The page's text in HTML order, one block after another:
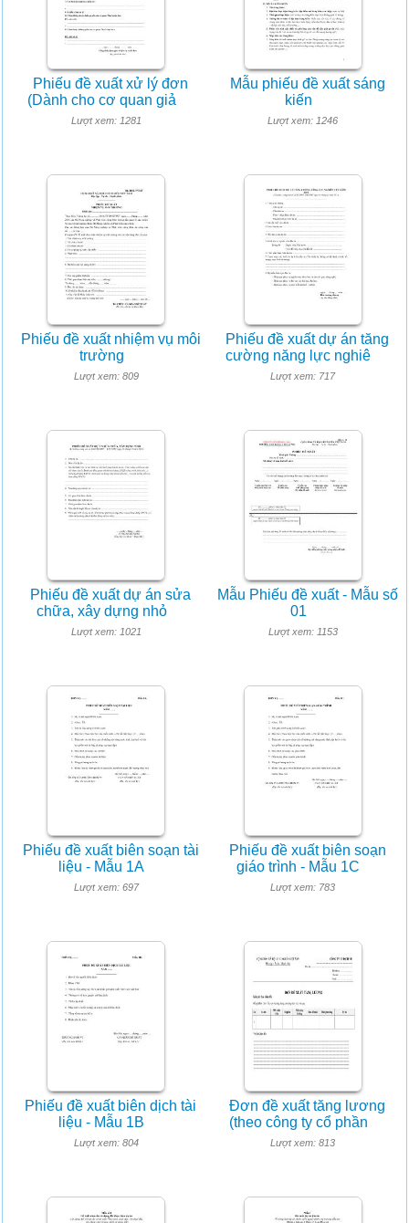
Phiếu đề xuất xử lý đơn
(Dành cho cơ quan giả
Lượt xem: 1281
Mẫu phiếu đề xuất sáng
kiến
Lượt xem: 1246
Phiếu đề xuất nhiệm vụ môi
trường
Lượt xem: 809
Phiếu đề xuất dự án tăng
cường năng lực nghiê
Lượt xem: 717
Phiếu đề xuất dự án sửa
chữa, xây dựng nhỏ
Lượt xem: 1021
Mẫu Phiếu đề xuất - Mẫu số
01
Lượt xem: 1153
Phiếu đề xuất biên soạn tài
liệu - Mẫu 1A
Lượt xem: 697
Phiếu đề xuất biên soạn
giáo trình - Mẫu 1C
Lượt xem: 783
Phiếu đề xuất biên dịch tài
liệu - Mẫu 1B
Lượt xem: 804
Đơn đề xuất tăng lương
(theo công ty cổ phần
Lượt xem: 813